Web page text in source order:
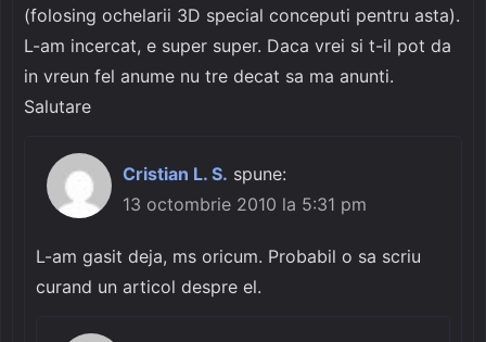
(folosing ochelarii 3D special conceputi pentru asta).
L-am incercat, e super super. Daca vrei si t-il pot da
in vreun fel anume nu tre decat sa ma anunti.
Salutare
Cristian L. S. spune:
13 octombrie 2010 la 5:31 pm
L-am gasit deja, ms oricum. Probabil o sa scriu
curand un articol despre el.